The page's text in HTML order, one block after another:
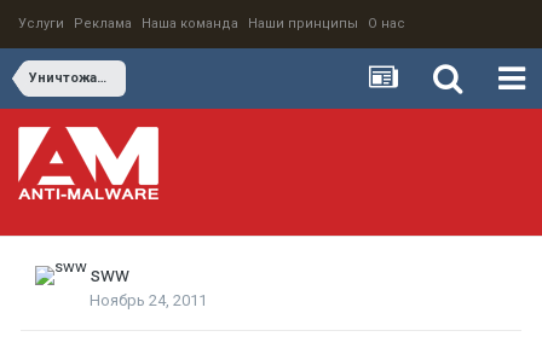
Услуги Реклама Наша команда Наши принципы О нас
Уничтожаем вирусы без пощады!
sww
Ноябрь 24, 2011